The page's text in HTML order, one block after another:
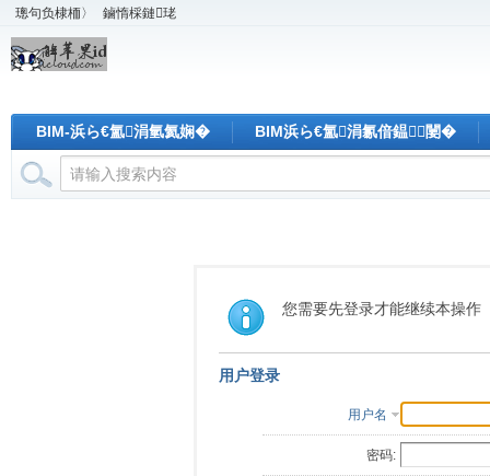
璁句负棣栭〉 鏀惰棌鏈珯
BIM-浜ら€氳涓氫氦娴� BIM浜ら€氳涓氱偣鎾闄�
您需要先登录才能继续本操作
用户登录
用户名
密码: